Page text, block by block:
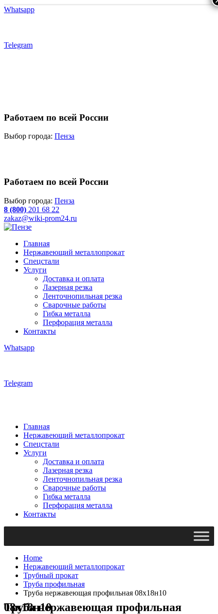
Whatsapp
Telegram
Работаем по всей России
Выбор города: Пенза
Работаем по всей России
Выбор города: Пенза
8 (800) 201 68 22
zakaz@wiki-prom24.ru
Главная
Нержавеющий металлопрокат
Спецстали
Услуги
Доставка и оплата
Лазерная резка
Ленточнопильная резка
Сварочные работы
Гибка металла
Перфорация металла
Контакты
Whatsapp
Telegram
Главная
Нержавеющий металлопрокат
Спецстали
Услуги
Доставка и оплата
Лазерная резка
Ленточнопильная резка
Сварочные работы
Гибка металла
Перфорация металла
Контакты
Home
Нержавеющий металлопрокат
Трубный прокат
Труба профильная
Труба нержавеющая профильная 08х18н10
Труба нержавеющая профильная 08х18н10